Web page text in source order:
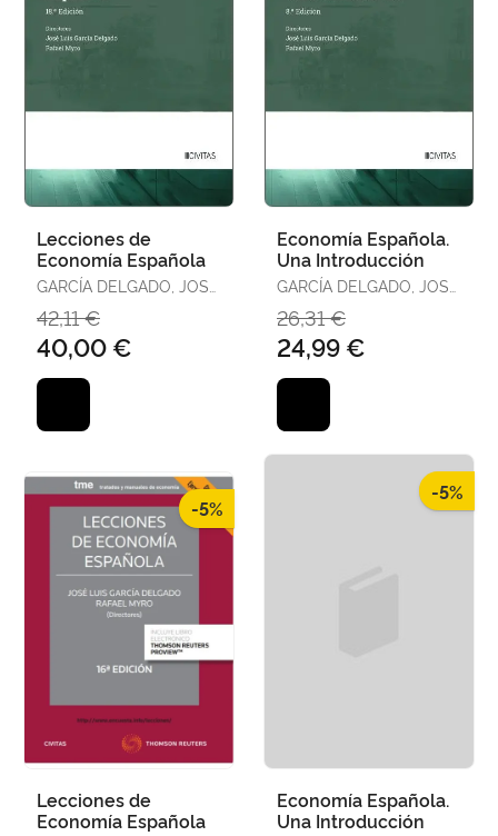
Lecciones de
Economía Española
GARCÍA DELGADO, JOSÉ
42,11 €
40,00 €
Economía Española.
Una Introducción
GARCÍA DELGADO, JOSÉ
26,31 €
24,99 €
-5%
Lecciones de
Economía Española
-5%
Economía Española.
Una Introducción